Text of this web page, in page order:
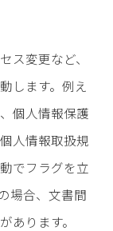
ス変更など、
します。例え
個人情報保護
人情報取扱規
でフラグを立
場合、文書間
あります。